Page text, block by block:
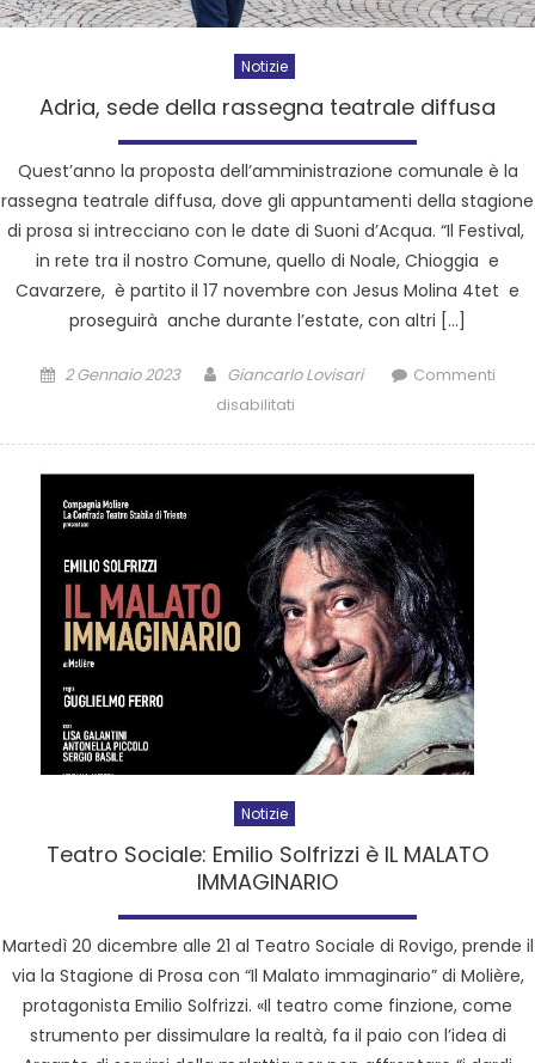
Notizie
Adria, sede della rassegna teatrale diffusa
Quest’anno la proposta dell’amministrazione comunale è la
rassegna teatrale diffusa, dove gli appuntamenti della stagione
di prosa si intrecciano con le date di Suoni d’Acqua. “Il Festival,
in rete tra il nostro Comune, quello di Noale, Chioggia e
Cavarzere, è partito il 17 novembre con Jesus Molina 4tet e
proseguirà anche durante l’estate, con altri […]
2 Gennaio 2023 Giancarlo Lovisari
Commenti
disabilitati
Notizie
Teatro Sociale: Emilio Solfrizzi è IL MALATO
IMMAGINARIO
Martedì 20 dicembre alle 21 al Teatro Sociale di Rovigo, prende il
via la Stagione di Prosa con “Il Malato immaginario” di Molière,
protagonista Emilio Solfrizzi. «Il teatro come finzione, come
strumento per dissimulare la realtà, fa il paio con l’idea di